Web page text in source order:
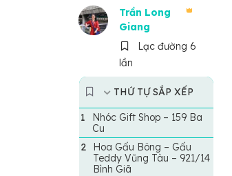
Trần Long
Giang
Lạc đường 6
lần
THỨ TỰ SẮP XẾP
Nhóc Gift Shop – 159 Ba
Cu
Hoa Gấu Bông – Gấu
Teddy Vũng Tàu – 921/14
Bình Giã